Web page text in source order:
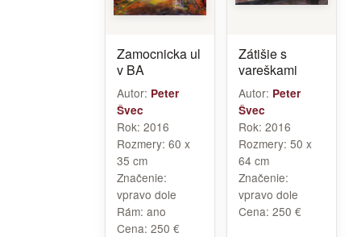
Zamocnicka ul
v BA
Autor: Peter
Švec
Rok: 2016
Rozmery: 60 x
35 cm
Značenie:
vpravo dole
Rám: ano
Cena: 250 €
Zátišie s
vareškami
Autor: Peter
Švec
Rok: 2016
Rozmery: 50 x
64 cm
Značenie:
vpravo dole
Cena: 250 €